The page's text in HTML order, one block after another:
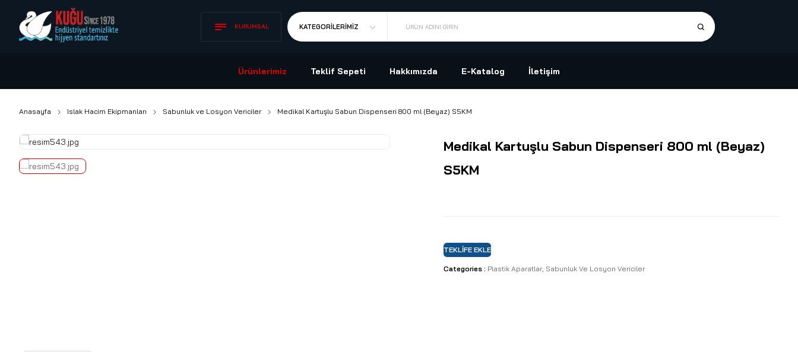
KURUMSAL KATEGORILERIMIZ ÜRÜN ADINI GIRIN
Ürünlerimiz Teklif Sepeti Hakkımızda E-Katalog İletişim
Anasayfa Islak Hacim Ekipmanları Sabunluk ve Losyon Vericiler Medikal Kartuşlu Sabun Dispenseri 800 ml (Beyaz) S5KM
Medikal Kartuşlu Sabun Dispenseri 800 ml (Beyaz)
S5KM
TEKLIFE EKLE
Categories : Plastik Aparatlar, Sabunluk Ve Losyon Vericiler